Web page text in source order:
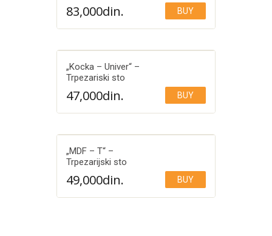
83,000din. BUY
„Kocka – Univer“ –
Trpezariski sto
47,000din. BUY
„MDF – T“ –
Trpezarijski sto
49,000din. BUY